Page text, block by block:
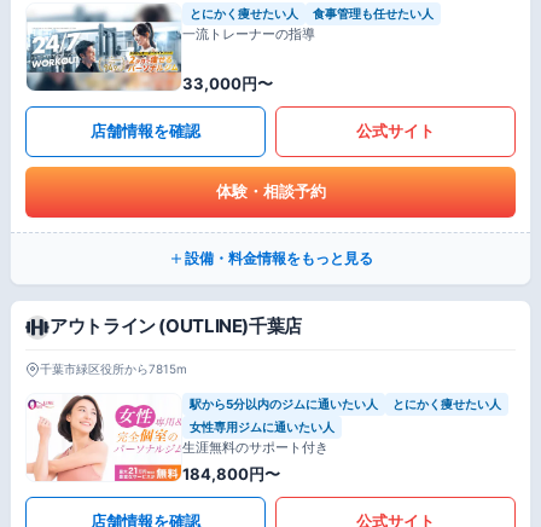
とにかく痩せたい人 食事管理も任せたい人
一流トレーナーの指導
33,000円〜
店舗情報を確認 公式サイト
体験・相談予約
設備・料金情報をもっと見る
アウトライン (OUTLINE)千葉店
千葉市緑区役所から7815m
駅から5分以内のジムに通いたい人
とにかく痩せたい人
女性専用ジムに通いたい人
生涯無料のサポート付き
184,800円〜
店舗情報を確認 公式サイト